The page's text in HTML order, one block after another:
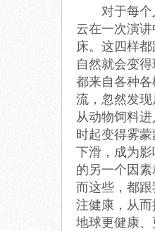
对于每个人
云在一次演
床。这四样
自然就会变
都来自各种
流，忽然发
从动物饲料
时起变得雾
下滑，成为
的另一个因
而这些，都
注健康，从
地球更健康、